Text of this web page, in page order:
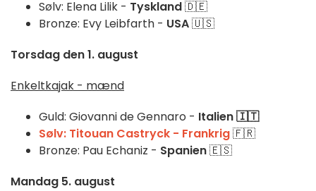
Sølv: Elena Lilik - Tyskland🇩🇪
Bronze: Evy Leibfarth - USA🇺🇸
Torsdag den 1. august
Enkeltkajak - mænd
Guld: Giovanni de Gennaro - Italien 🇮🇹
Sølv: Titouan Castryck - Frankrig🇫🇷
Bronze: Pau Echaniz - Spanien🇪🇸
Mandag 5. august